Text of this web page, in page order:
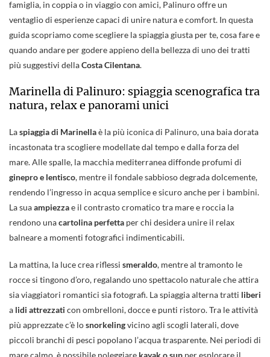
famiglia, in coppia o in viaggio con amici, Palinuro offre un
ventaglio di esperienze capaci di unire natura e comfort. In questa
guida scopriamo come scegliere la spiaggia giusta per te, cosa fare e
quando andare per godere appieno della bellezza di uno dei tratti
più suggestivi dellaCosta Cilentana.
Marinella di Palinuro: spiaggia scenografica tra
natura, relax e panorami unici
Laspiaggia di Marinellaè la più iconica di Palinuro, una baia dorata
incastonata tra scogliere modellate dal tempo e dalla forza del
mare. Alle spalle, la macchia mediterranea diffonde profumi di
ginepro e lentisco, mentre il fondale sabbioso degrada dolcemente,
rendendo l’ingresso in acqua semplice e sicuro anche per i bambini.
La suaampiezzae il contrasto cromatico tra mare e roccia la
rendono unacartolina perfetta per chi desidera unire il relax
balneare a momenti fotografici indimenticabili.
La mattina, la luce crea riflessi smeraldo, mentre al tramonto le
rocce si tingono d’oro, regalando uno spettacolo naturale che attira
sia viaggiatori romantici sia fotografi. La spiaggia alterna tratti liberi
a lidi attrezzati con ombrelloni, docce e punti ristoro. Tra le attività
più apprezzate c’è losnorkelingvicino agli scogli laterali, dove
piccoli branchi di pesci popolano l’acqua trasparente. Nei periodi di
mare calmo, è possibile noleggiare kayak o sup per esplorare il